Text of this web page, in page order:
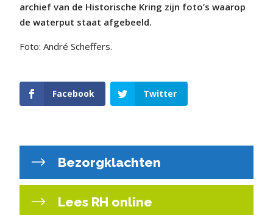
archief van de Historische Kring zijn foto’s waarop
de waterput staat afgebeeld.
Foto: André Scheffers.
Facebook Twitter
Bezorgklachten
Lees RH online